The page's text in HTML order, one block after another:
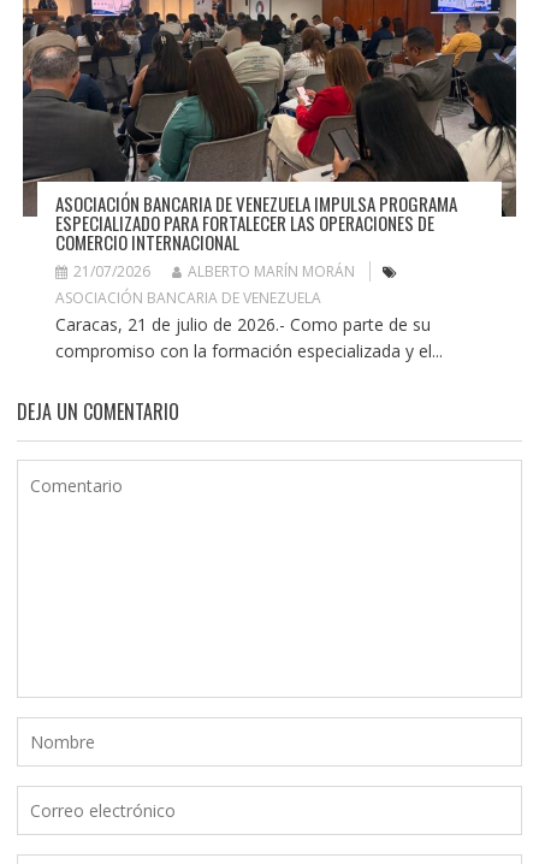
ASOCIACIÓN BANCARIA DE VENEZUELA IMPULSA PROGRAMA
ESPECIALIZADO PARA FORTALECER LAS OPERACIONES DE
COMERCIO INTERNACIONAL
21/07/2026
ALBERTO MARÍN MORÁN
ASOCIACIÓN BANCARIA DE VENEZUELA
Caracas, 21 de julio de 2026.- Como parte de su
compromiso con la formación especializada y el...
DEJA UN COMENTARIO